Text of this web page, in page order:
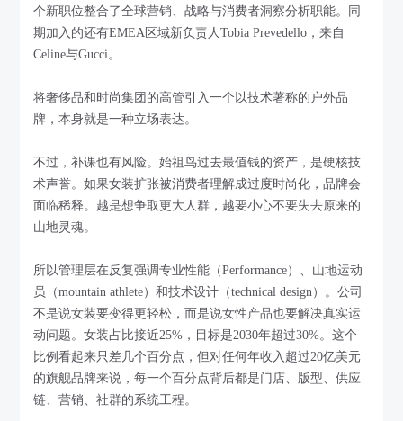
个新职位整合了全球营销、战略与消费者洞察分析职能。同
期加入的还有EMEA区域新负责人Tobia Prevedello，来自
Celine与Gucci。
将奢侈品和时尚集团的高管引入一个以技术著称的户外品
牌，本身就是一种立场表达。
不过，补课也有风险。始祖鸟过去最值钱的资产，是硬核技
术声誉。如果女装扩张被消费者理解成过度时尚化，品牌会
面临稀释。越是想争取更大人群，越要小心不要失去原来的
山地灵魂。
所以管理层在反复强调专业性能（Performance）、山地运动
员（mountain athlete）和技术设计（technical design）。公司
不是说女装要变得更轻松，而是说女性产品也要解决真实运
动问题。女装占比接近25%，目标是2030年超过30%。这个
比例看起来只差几个百分点，但对任何年收入超过20亿美元
的旗舰品牌来说，每一个百分点背后都是门店、版型、供应
链、营销、社群的系统工程。